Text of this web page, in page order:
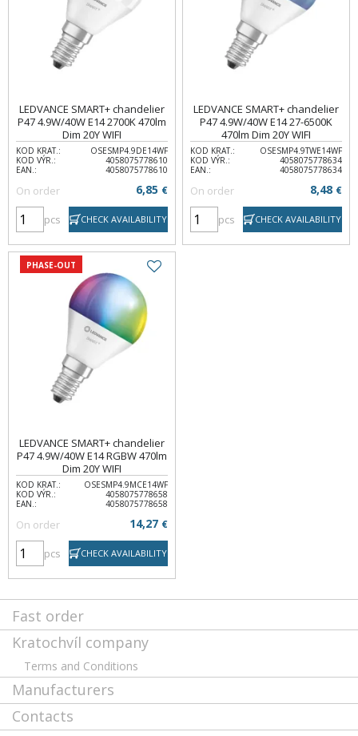
LEDVANCE SMART+ chandelier
P47 4.9W/40W E14 2700K 470lm
Dim 20Y WIFI
KOD KRAT.:
OSESMP4.9DE14WF
KOD VÝR.:
4058075778610
EAN.:
4058075778610
On order 6,85 €
pcs CHECK AVAILABILITY
LEDVANCE SMART+ chandelier
P47 4.9W/40W E14 27-6500K
470lm Dim 20Y WIFI
KOD KRAT.:
OSESMP4.9TWE14WF
KOD VÝR.:
4058075778634
EAN.:
4058075778634
On order 8,48 €
pcs CHECK AVAILABILITY
PHASE-OUT
LEDVANCE SMART+ chandelier
P47 4.9W/40W E14 RGBW 470lm
Dim 20Y WIFI
KOD KRAT.:
OSESMP4.9MCE14WF
KOD VÝR.:
4058075778658
EAN.:
4058075778658
On order 14,27 €
pcs CHECK AVAILABILITY
Fast order
Kratochvíl company
Terms and Conditions
Manufacturers
Contacts